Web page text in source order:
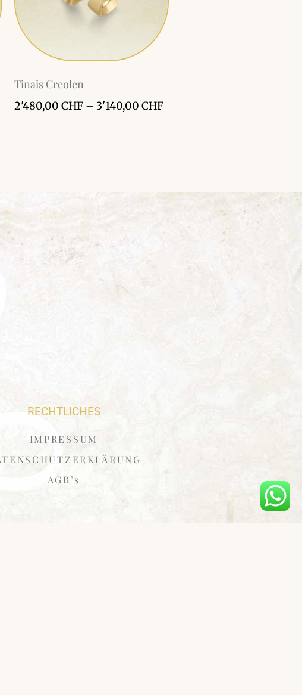
Tinais Creolen
2'480,00 CHF – 3'140,00 CHF
RECHTLICHES
IMPRESSUM
AGB’s